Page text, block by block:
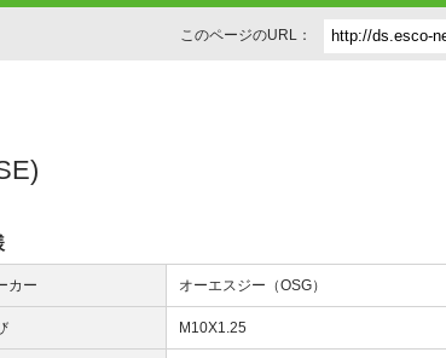
このページのURL：
カー オーエスジー（OSG）
M10X1.25